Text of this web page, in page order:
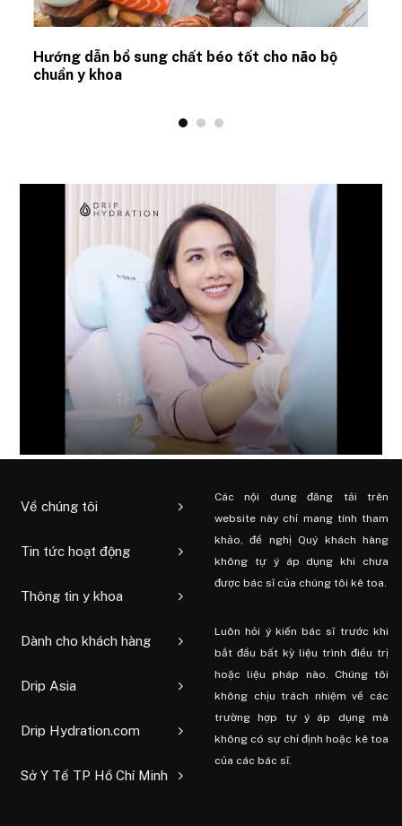
Hướng dẫn bổ sung chất béo tốt cho não bộ
chuẩn y khoa
Về chúng tôi
Tin tức hoạt động
Thông tin y khoa
Dành cho khách hàng
Drip Asia
Drip Hydration.com
Sở Y Tế TP Hồ Chí Minh
Các nội dung đăng tải trên
website này chỉ mang tính tham
khảo, đề nghị Quý khách hàng
không tự ý áp dụng khi chưa
được bác sĩ của chúng tôi kê toa.
Luôn hỏi ý kiến ​​bác sĩ trước khi
bắt đầu bất kỳ liệu trình điều trị
hoặc liệu pháp nào. Chúng tôi
không chịu trách nhiệm về các
trường hợp tự ý áp dụng mà
không có sự chỉ định hoặc kê toa
của các bác sĩ.